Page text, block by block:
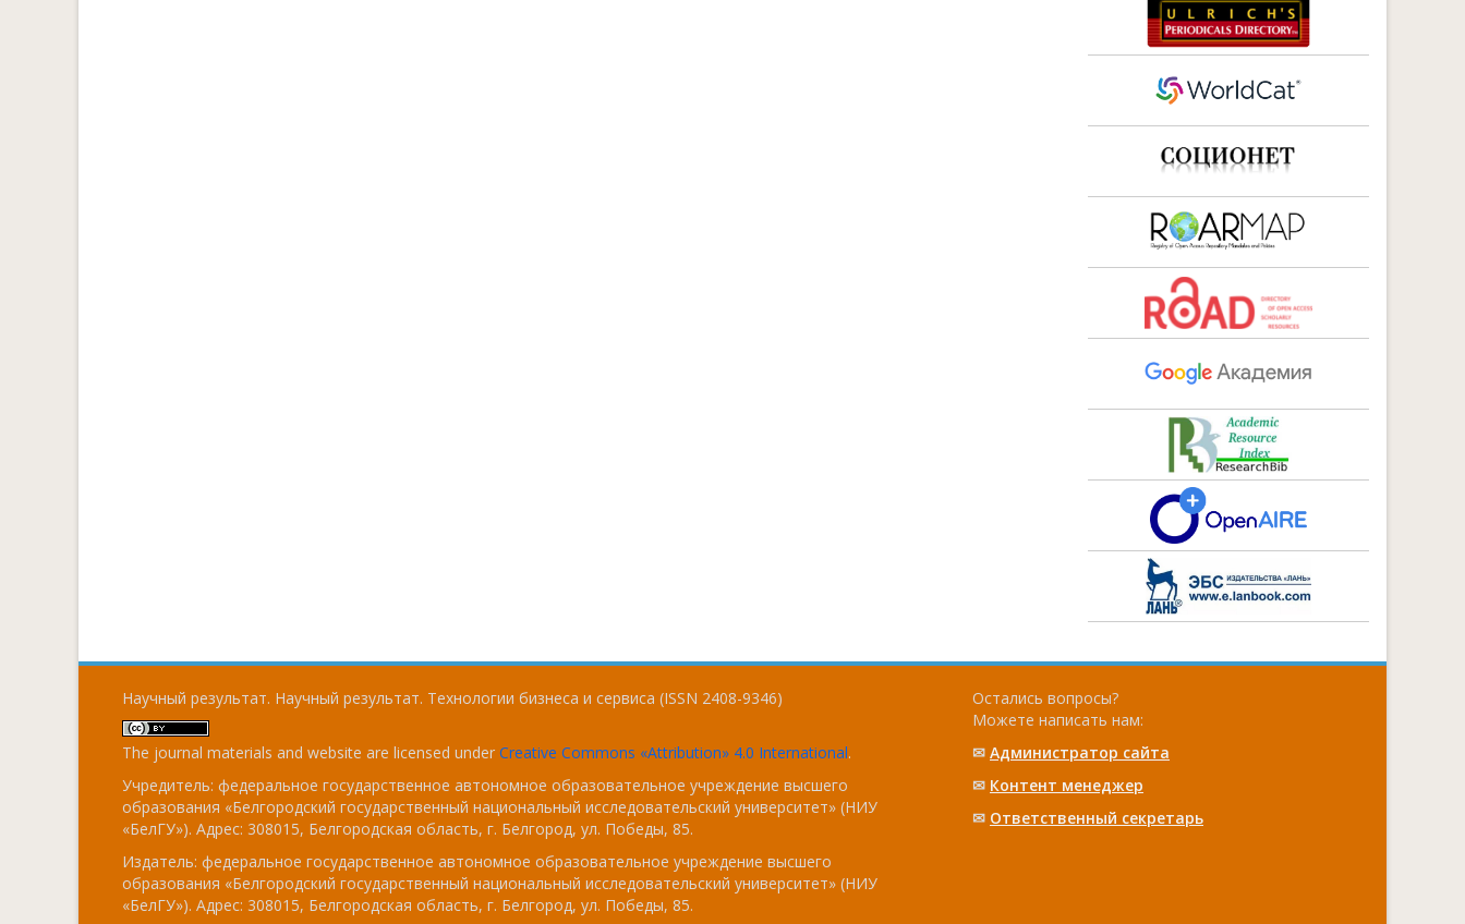
Научный результат. Научный результат. Технологии бизнеса и сервиса (ISSN 2408-9346)
The journal materials and website are licensed under Creative Commons «Attribution» 4.0 International.
Учредитель: федеральное государственное автономное образовательное учреждение высшего
образования «Белгородский государственный национальный исследовательский университет» (НИУ
«БелГУ»). Адрес: 308015, Белгородская область, г. Белгород, ул. Победы, 85.
Издатель: федеральное государственное автономное образовательное учреждение высшего
образования «Белгородский государственный национальный исследовательский университет» (НИУ
«БелГУ»). Адрес: 308015, Белгородская область, г. Белгород, ул. Победы, 85.
Остались вопросы?
Можете написать нам:
✉ Администратор сайта
✉ Контент менеджер
✉ Ответственный cекретарь